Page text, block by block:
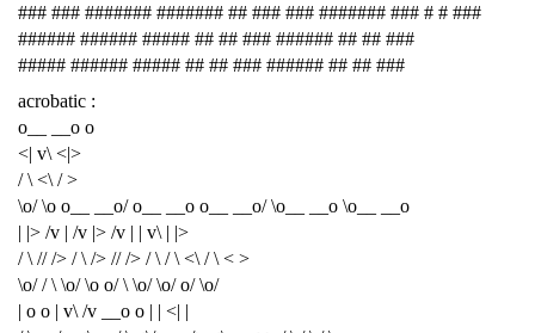
### ### ####### ####### ## ### ### ####### ### # # ###
###### ###### ##### ## ## ### ###### ## ## ###
##### ###### ##### ## ## ### ###### ## ## ###
acrobatic :
o__ __o o
<| v\ <|>
/ \ <\ / >
\o/ \o o__ __o/ o__ __o o__ __o/ \o__ __o \o__ __o
| |> /v | /v |> /v | | v\ | |>
/ \ // /> / \ /> // /> / \ / \ <\ / \ < >
\o/ / \ \o/ \o o/ \ \o/ \o/ o/ \o/
| o o | v\ /v __o o | | <| |